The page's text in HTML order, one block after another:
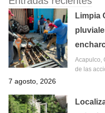
Limpia
Acapulco,
de las
7 agosto, 2026